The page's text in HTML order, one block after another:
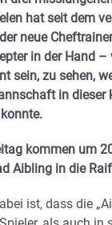
hat seit dem
neue
in der Hand
sein, zu sehen,
in dieser
kommen um
Aibling in die
ist, dass die